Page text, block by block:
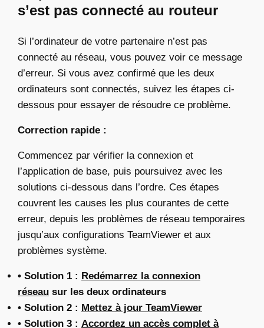
s’est pas connecté au routeur
Si l’ordinateur de votre partenaire n’est pas
connecté au réseau, vous pouvez voir ce message
d’erreur. Si vous avez confirmé que les deux
ordinateurs sont connectés, suivez les étapes ci-
dessous pour essayer de résoudre ce problème.
Correction rapide :
Commencez par vérifier la connexion et
l’application de base, puis poursuivez avec les
solutions ci-dessous dans l’ordre. Ces étapes
couvrent les causes les plus courantes de cette
erreur, depuis les problèmes de réseau temporaires
jusqu’aux configurations TeamViewer et aux
problèmes système.
• Solution 1 : Redémarrez la connexion
réseau sur les deux ordinateurs
• Solution 2 : Mettez à jour TeamViewer
• Solution 3 : Accordez un accès complet à